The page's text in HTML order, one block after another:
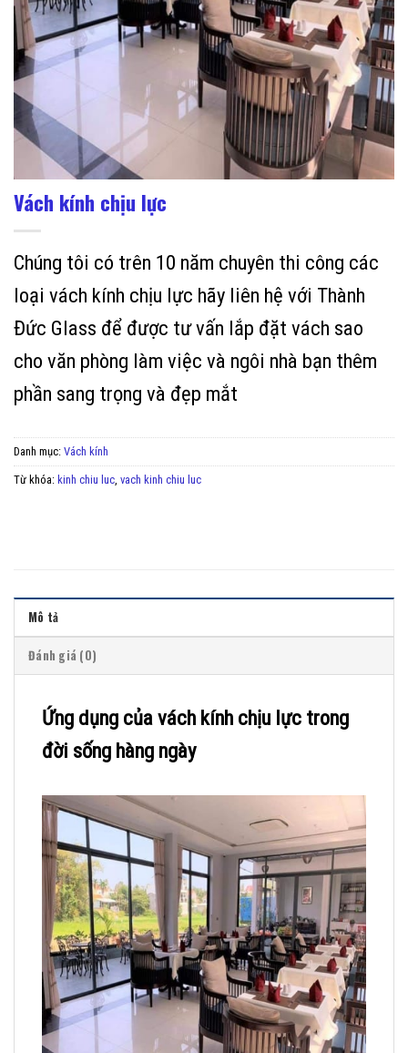
Vách kính chịu lực
Chúng tôi có trên 10 năm chuyên thi công các
loại vách kính chịu lực hãy liên hệ với Thành
Đức Glass để được tư vấn lắp đặt vách sao
cho văn phòng làm việc và ngôi nhà bạn thêm
phần sang trọng và đẹp mắt
Danh mục: Vách kính
Từ khóa: kinh chiu luc, vach kinh chiu luc
Mô tả
Đánh giá (0)
Ứng dụng của vách kính chịu lực trong
đời sống hàng ngày